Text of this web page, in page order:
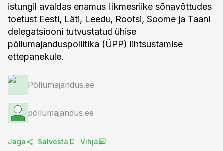
istungil avaldas enamus liikmesriike sõnavõttudes
toetust Eesti, Läti, Leedu, Rootsi, Soome ja Taani
delegatsiooni tutvustatud ühise
põllumajanduspoliitika (ÜPP) lihtsustamise
ettepanekule.
Põllumajandus.ee
põllumajandus.ee
Jaga Salvesta Vihja